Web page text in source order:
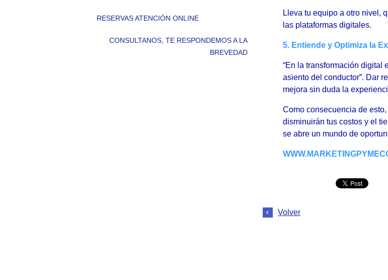
RESERVAS ATENCIÓN ONLINE
CONSULTANOS, TE RESPONDEMOS A LA
BREVEDAD
Lleva tu equipo a otro nivel,
las plataformas digitales.
5. Entiende y Optimiza la
“En la transformación digital
asiento del conductor”. Dar
mejora sin duda la
Como consecuencia de
disminuirán tus costos y el
se abre un mundo de
Volver